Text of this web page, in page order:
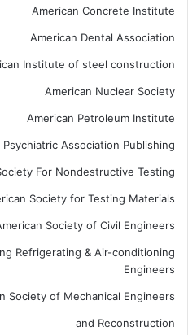
American Concrete Institute
American Dental Association
Institute of steel construction
American Nuclear Society
American Petroleum Institute
Psychiatric Association Publishing
For Nondestructive Testing
Society for Testing Materials
Society of Civil Engineers
Refrigerating & Air-conditioning
Engineers
Society of Mechanical Engineers
and Reconstruction